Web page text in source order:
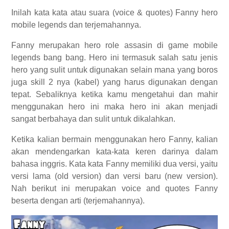
Inilah kata kata atau suara (voice & quotes) Fanny hero
mobile legends dan terjemahannya.
Fanny merupakan hero role assasin di game mobile
legends bang bang. Hero ini termasuk salah satu jenis
hero yang sulit untuk digunakan selain mana yang boros
juga skill 2 nya (kabel) yang harus digunakan dengan
tepat. Sebaliknya ketika kamu mengetahui dan mahir
menggunakan hero ini maka hero ini akan menjadi
sangat berbahaya dan sulit untuk dikalahkan.
Ketika kalian bermain menggunakan hero Fanny, kalian
akan mendengarkan kata-kata keren darinya dalam
bahasa inggris. Kata kata Fanny memiliki dua versi, yaitu
versi lama (old version) dan versi baru (new version).
Nah berikut ini merupakan voice and quotes Fanny
beserta dengan arti (terjemahannya).